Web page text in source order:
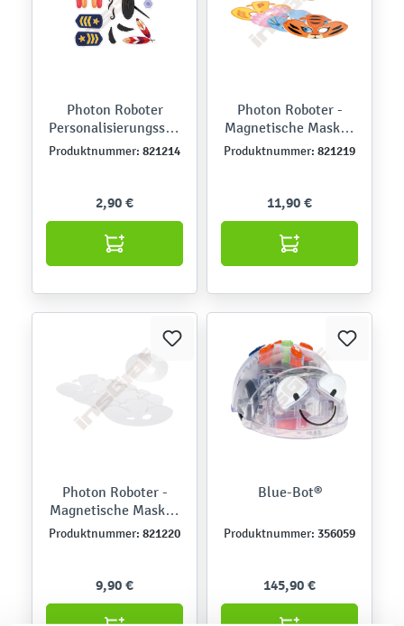
Photon Roboter
Personalisierungsstic
ker, Held
Produktnummer: 821214
2,90 €
Photon Roboter -
Magnetische Masken
- Tiere und
Produktnummer: 821219
11,90 €
Photon Roboter -
Magnetische Masken
- DIY zum
Produktnummer: 821220
9,90 €
Blue-Bot®
Produktnummer: 356059
145,90 €